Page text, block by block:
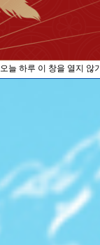
오늘 하루 이 창을 열지 않기